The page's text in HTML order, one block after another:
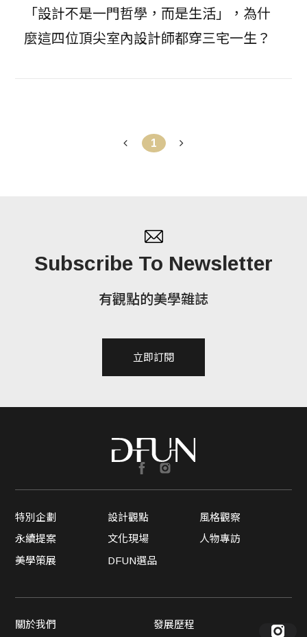
「設計不是一門哲學，而是生活」，為什
麼這四位頂尖室內設計師都穿三宅一生？
1
Subscribe To Newsletter
有觀點的美學雜誌
立即訂閱
特別企劃 設計觀點
風格觀察
永續提案
文化現場
人物專訪
美學策展
DFUN選品
關於我們 發展歷程